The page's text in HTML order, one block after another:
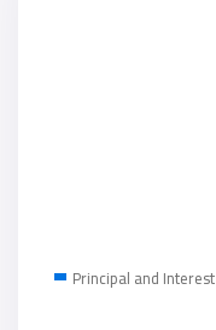
Principal and Interest